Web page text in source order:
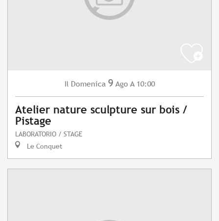
Il Domenica 9 Ago A 10:00
Atelier nature sculpture sur bois /
Pistage
LABORATORIO / STAGE
Le Conquet